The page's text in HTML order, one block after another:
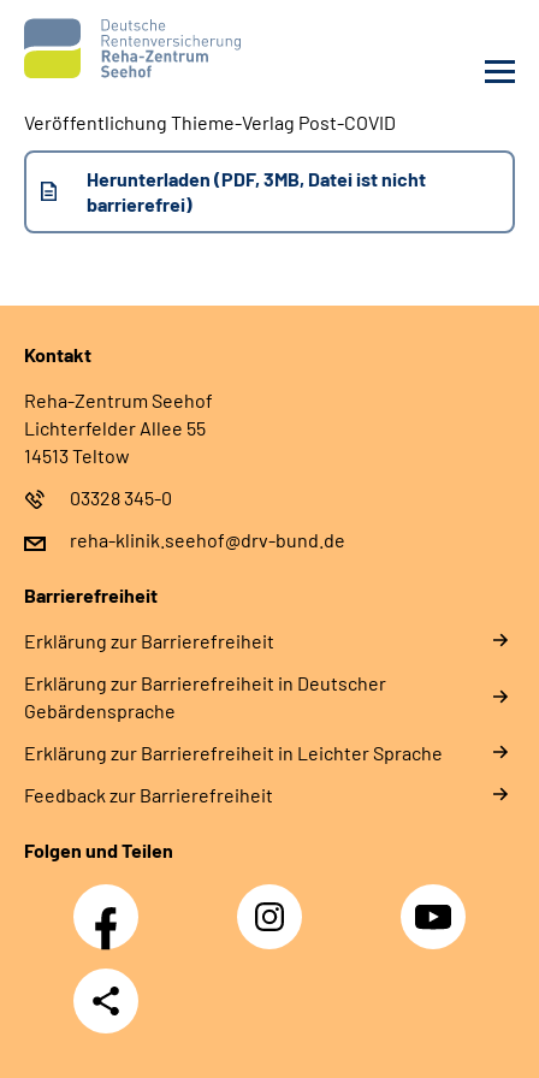
Unsere Klinik
Unsere Angebote
Karriere
Sozialdienste & Zuweisende
Suche
Leichte Sprache
Veröffentlichung Thieme-Verlag Post-COVID
Herunterladen (PDF, 3MB, Datei ist nicht
barrierefrei)
Kontakt
Reha-Zentrum Seehof
Lichterfelder Allee 55
14513 Teltow
03328 345-0
reha-klinik.seehof@drv-bund.de
Barrierefreiheit
Erklärung zur Barrierefreiheit
Erklärung zur Barrierefreiheit in Deutscher
Gebärdensprache
Erklärung zur Barrierefreiheit in Leichter Sprache
Feedback zur Barrierefreiheit
Folgen und Teilen
Facebook Instagram YouTube
Teilen